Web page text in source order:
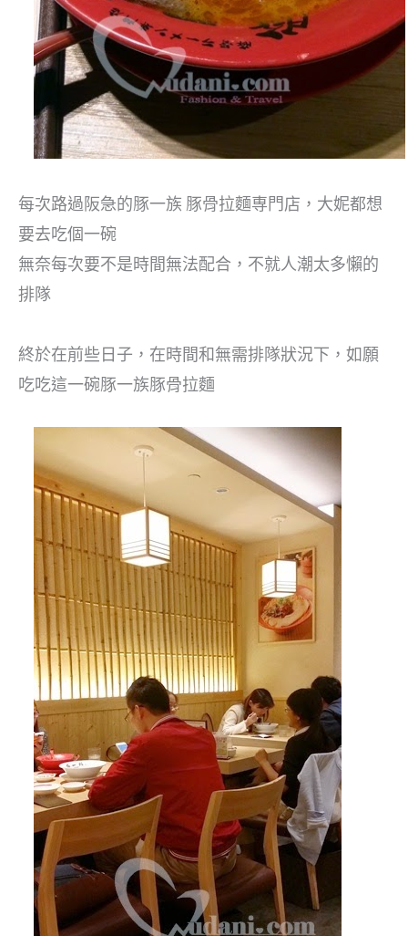
每次路過阪急的豚一族 豚骨拉麵専門店，大妮都想
要去吃個一碗
無奈每次要不是時間無法配合，不就人潮太多懶的
排隊
終於在前些日子，在時間和無需排隊狀況下，如願
吃吃這一碗豚一族豚骨拉麵